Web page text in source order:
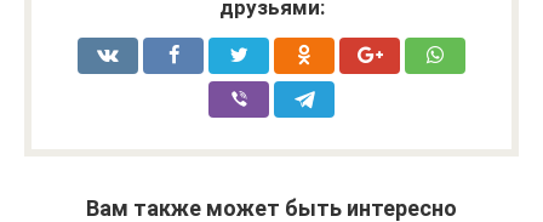
друзьями:
Вам также может быть интересно